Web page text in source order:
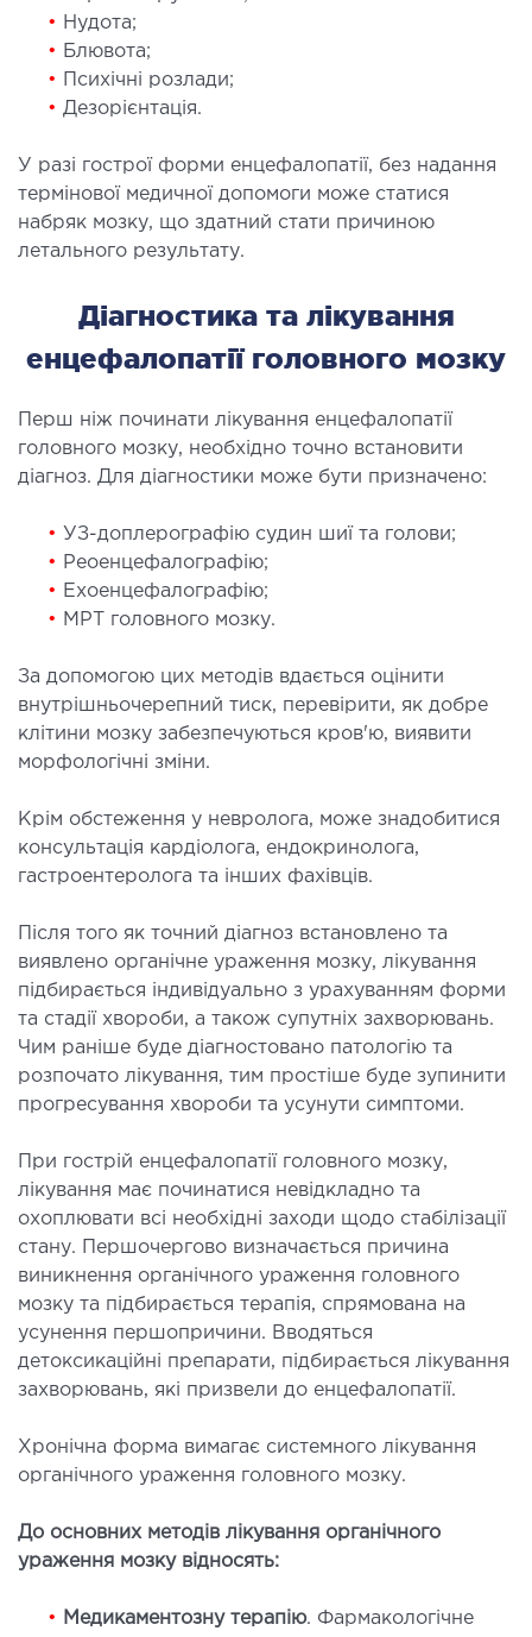
РЕЗОНАНСНА
(МРТ)
органів
залоз з імплантами і без
нейрохірургії
РЕАБІЛІТОЛОГІЯ
лікування
ХІРУРГІЯ
хірургія
опорно-рухового апарату
(травматологічний пункт)
оперативних втручань
ТА ЕКСТРАКЦІЙНА
і гемосорбція
послуги
• Нудота;
• Блювота;
•
Психічні розлади;
• Дезорієнтація.
У разі гострої форми енцефалопатії, без надання
термінової медичної допомоги може статися
набряк мозку, що здатний стати причиною
летального результату.
Діагностика та лікування
енцефалопатії головного мозку
Перш ніж починати лікування енцефалопатії
головного мозку, необхідно точно встановити
діагноз. Для діагностики може бути призначено:
• УЗ-доплерографію судин шиї та голови;
• Реоенцефалографію;
• Ехоенцефалографію;
•
МРТ головного мозку.
За допомогою цих методів вдається оцінити
внутрішньочерепний тиск, перевірити, як добре
клітини мозку забезпечуються кров'ю, виявити
морфологічні зміни.
Крім обстеження у невролога, може знадобитися
консультація кардіолога, ендокринолога,
гастроентеролога та інших фахівців.
Після того як точний діагноз встановлено та
виявлено органічне ураження мозку, лікування
підбирається індивідуально з урахуванням форми
та стадії хвороби, а також супутніх захворювань.
Чим раніше буде діагностовано патологію та
розпочато лікування, тим простіше буде зупинити
прогресування хвороби та усунути симптоми.
При гострій енцефалопатії головного мозку,
лікування має починатися невідкладно та
охоплювати всі необхідні заходи щодо стабілізації
стану. Першочергово визначається причина
виникнення органічного ураження головного
мозку та підбирається терапія, спрямована на
усунення першопричини. Вводяться
детоксикаційні препарати, підбирається лікування
захворювань, які призвели до енцефалопатії.
Хронічна форма вимагає системного лікування
органічного ураження головного мозку.
До основних методів лікування органічного
ураження мозку відносять:
• Медикаментозну терапію. Фармакологічне